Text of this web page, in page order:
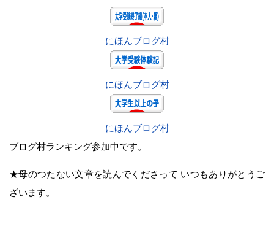
にほんブログ村
にほんブログ村
にほんブログ村
ブログ村ランキング参加中です。
★母のつたない文章を読んでくださって いつもありがとうご
ざいます。